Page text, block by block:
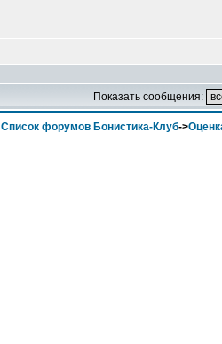
Показать сообщения:
Список форумов Бонистика-Клуб->